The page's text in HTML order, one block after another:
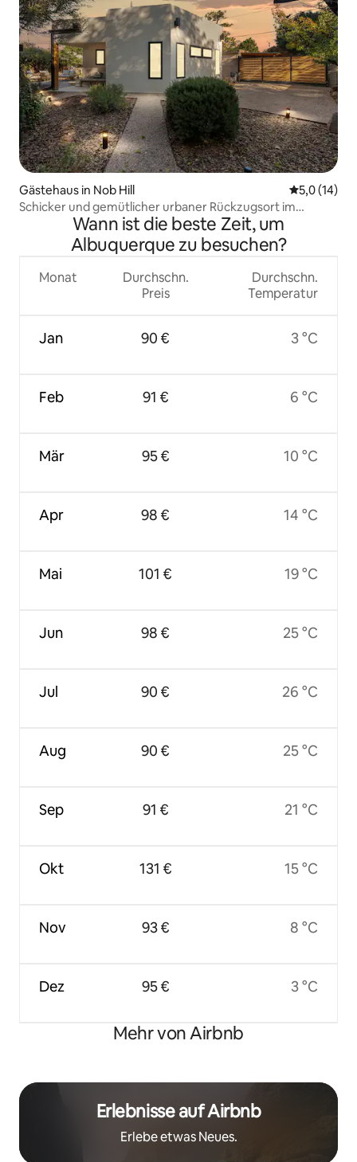
Gästehaus in Nob Hill
5,0 (14)
Schicker und gemütlicher urbaner Rückzugsort im
Herzen von Nob Hill
Wann ist die beste Zeit, um
Albuquerque zu besuchen?
Monat
Jan
Feb
Mär
Apr
Mai
Jun
Jul
Aug
Sep
Okt
Nov
Dez
Durchschn.
Preis
90 €
91 €
95 €
98 €
101 €
98 €
90 €
90 €
91 €
131 €
93 €
95 €
Durchschn.
Temperatur
3 °C
6 °C
10 °C
14 °C
19 °C
25 °C
26 °C
25 °C
21 °C
15 °C
8 °C
3 °C
Mehr von Airbnb
Erlebnisse auf Airbnb
Erlebe etwas Neues.